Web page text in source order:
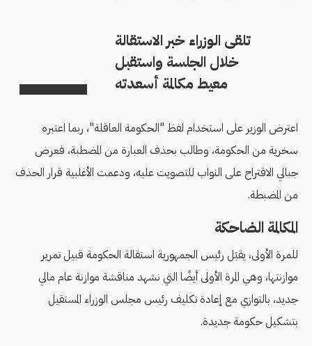
تلقى الوزراء خبر الاستقالة
خلال الجلسة واستقبل
معيط مكالمة أسعدته
اعترض الوزير على استخدام لفظ "الحكومة العاقلة"، ربما اعتبره
سخرية من الحكومة، وطالب بحذف العبارة من المضطبة، فعرض
جبالي الاقتراح على النواب للتصويت عليه، ودعمت الأغلبية قرار الحذف
من المضبطة.
المكالمة الضاحكة
للمرة الأولى، يقبَل رئيس الجمهورية استقالة الحكومة قبيل تمرير
موازنتها، وهي المرة الأولى أيضًا التي نشهد مناقشة موازنة عام مالي
جديد، بالتوازي مع إعادة تكليف رئيس مجلس الوزراء المستقيل
بتشكيل حكومة جديدة.